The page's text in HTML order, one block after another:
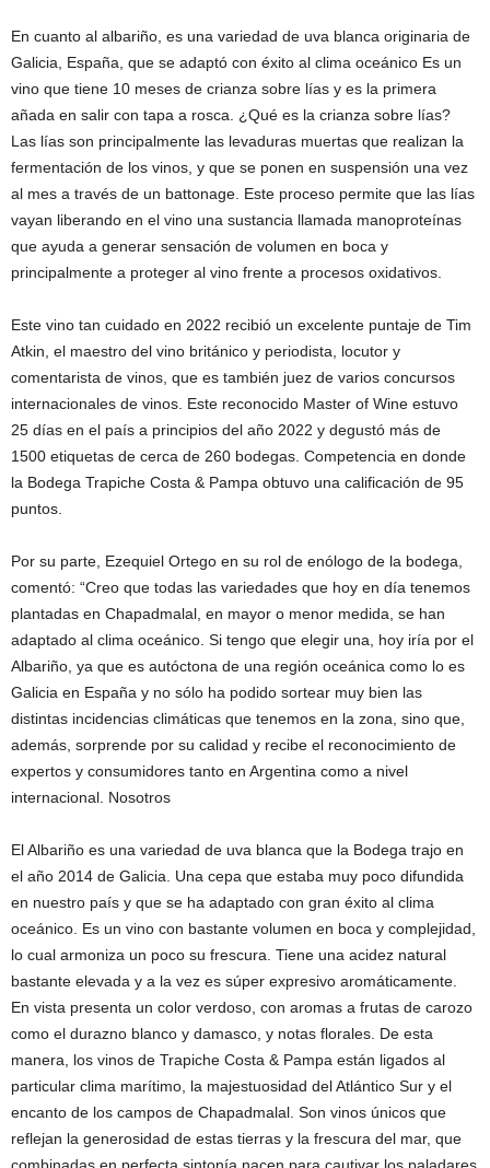
En cuanto al albariño, es una variedad de uva blanca originaria de
Galicia, España, que se adaptó con éxito al clima oceánico Es un
vino que tiene 10 meses de crianza sobre lías y es la primera
añada en salir con tapa a rosca. ¿Qué es la crianza sobre lías?
Las lías son principalmente las levaduras muertas que realizan la
fermentación de los vinos, y que se ponen en suspensión una vez
al mes a través de un battonage. Este proceso permite que las lías
vayan liberando en el vino una sustancia llamada manoproteínas
que ayuda a generar sensación de volumen en boca y
principalmente a proteger al vino frente a procesos oxidativos.
Este vino tan cuidado en 2022 recibió un excelente puntaje de Tim
Atkin, el maestro del vino británico y periodista, locutor y
comentarista de vinos, que es también juez de varios concursos
internacionales de vinos. Este reconocido Master of Wine estuvo
25 días en el país a principios del año 2022 y degustó más de
1500 etiquetas de cerca de 260 bodegas. Competencia en donde
la Bodega Trapiche Costa & Pampa obtuvo una calificación de 95
puntos.
Por su parte, Ezequiel Ortego en su rol de enólogo de la bodega,
comentó: “Creo que todas las variedades que hoy en día tenemos
plantadas en Chapadmalal, en mayor o menor medida, se han
adaptado al clima oceánico. Si tengo que elegir una, hoy iría por el
Albariño, ya que es autóctona de una región oceánica como lo es
Galicia en España y no sólo ha podido sortear muy bien las
distintas incidencias climáticas que tenemos en la zona, sino que,
además, sorprende por su calidad y recibe el reconocimiento de
expertos y consumidores tanto en Argentina como a nivel
internacional. Nosotros
El Albariño es una variedad de uva blanca que la Bodega trajo en
el año 2014 de Galicia. Una cepa que estaba muy poco difundida
en nuestro país y que se ha adaptado con gran éxito al clima
oceánico. Es un vino con bastante volumen en boca y complejidad,
lo cual armoniza un poco su frescura. Tiene una acidez natural
bastante elevada y a la vez es súper expresivo aromáticamente.
En vista presenta un color verdoso, con aromas a frutas de carozo
como el durazno blanco y damasco, y notas florales. De esta
manera, los vinos de Trapiche Costa & Pampa están ligados al
particular clima marítimo, la majestuosidad del Atlántico Sur y el
encanto de los campos de Chapadmalal. Son vinos únicos que
reflejan la generosidad de estas tierras y la frescura del mar, que